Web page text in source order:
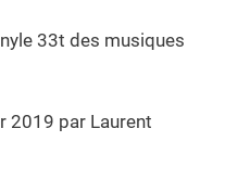
33t des musiques
2019 par Laurent